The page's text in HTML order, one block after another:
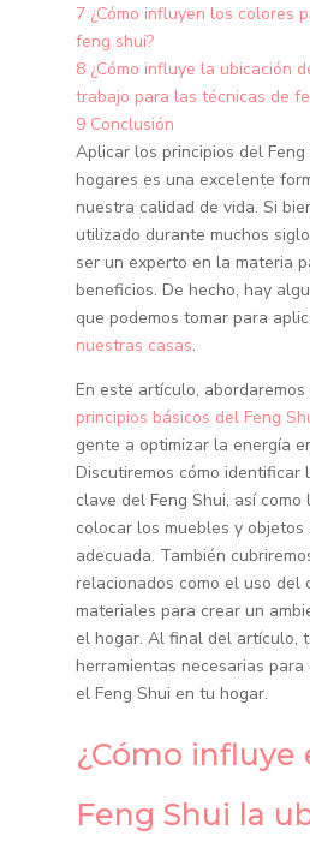
7 ¿Cómo influyen los colores
feng shui?
8 ¿Cómo influye la ubicación
trabajo para las técnicas de
9 Conclusión
Aplicar los principios del
hogares es una excelente
nuestra calidad de vida. Si
utilizado durante muchos
ser un experto en la materia
beneficios. De hecho, hay
que podemos tomar para
nuestras casas.
En este artículo,
principios básicos del Feng
gente a optimizar la energía
Discutiremos cómo identificar
clave del Feng Shui, así
colocar los muebles y objetos
adecuada. También
relacionados como el uso del
materiales para crear un
el hogar. Al final del artículo,
herramientas necesarias
el Feng Shui en tu hogar.
¿Cómo influye
Feng Shui la